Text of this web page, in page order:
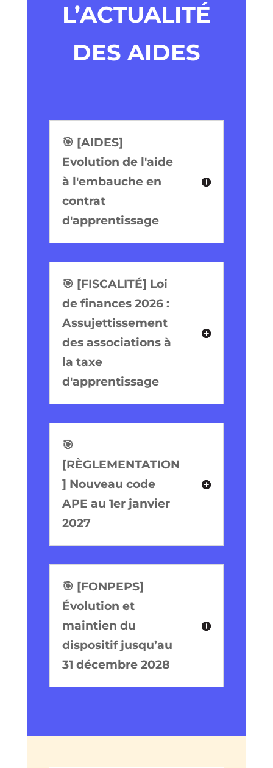
L’ACTUALITÉ
DES AIDES
🎯 [AIDES]
Evolution de l'aide
à l'embauche en
contrat
d'apprentissage
🎯 [FISCALITÉ] Loi
de finances 2026 :
Assujettissement
des associations à
la taxe
d'apprentissage
🎯
[RÈGLEMENTATION
] Nouveau code
APE au 1er janvier
2027
🎯 [FONPEPS]
Évolution et
maintien du
dispositif jusqu’au
31 décembre 2028